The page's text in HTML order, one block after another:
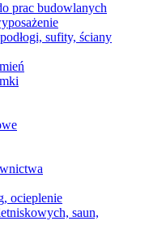
prac budowlanych
sufity, ściany
ocieplenie
saun,